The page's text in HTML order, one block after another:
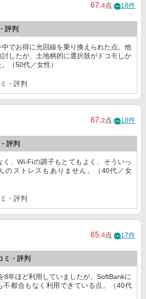
67.4点 18件
評判
中でお得に光回線を乗り換えられた点。他
したが、土地柄的に選択肢がドコモしか
（50代／女性）
・評判
67.2点 18件
評判
く、Wi-Fiの調子もとてもよく、そういっ
のストレスもありません。（40代／女
・評判
65.4点 17件
・評判
8年ほど利用していましたが、SoftBankに
不都合もなく利用できている点。（40代